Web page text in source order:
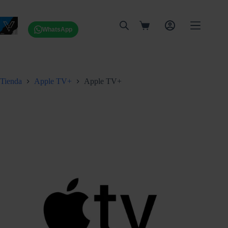
contenido
WhatsApp
Carro
Tienda Apple TV+ Apple TV+